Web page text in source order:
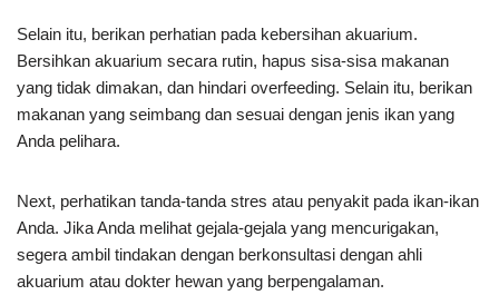
Selain itu, berikan perhatian pada kebersihan akuarium.
Bersihkan akuarium secara rutin, hapus sisa-sisa makanan
yang tidak dimakan, dan hindari overfeeding. Selain itu, berikan
makanan yang seimbang dan sesuai dengan jenis ikan yang
Anda pelihara.
Next, perhatikan tanda-tanda stres atau penyakit pada ikan-ikan
Anda. Jika Anda melihat gejala-gejala yang mencurigakan,
segera ambil tindakan dengan berkonsultasi dengan ahli
akuarium atau dokter hewan yang berpengalaman.